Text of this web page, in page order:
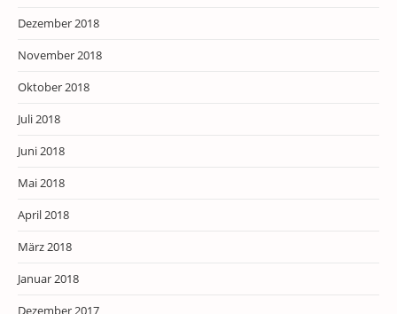
Dezember 2018
November 2018
Oktober 2018
Juli 2018
Juni 2018
Mai 2018
April 2018
März 2018
Januar 2018
Dezember 2017